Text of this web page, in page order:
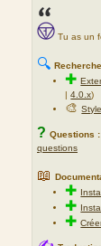
Tu as un
🔍
✚
|4.0.x)
🎨
? Questions :
questions
📖
✚
✚
✚